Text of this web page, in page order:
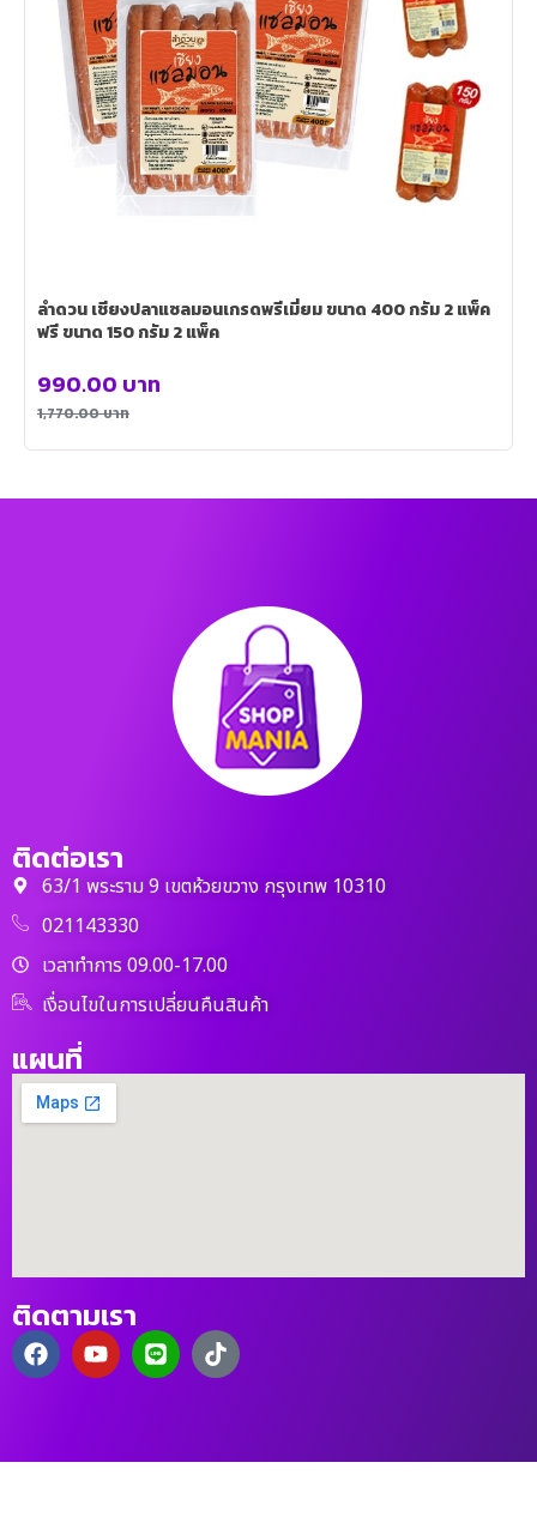
ลำดวน เชียงปลาแซลมอนเกรดพรีเมี่ยม ขนาด 400 กรัม 2 แพ็ค
ฟรี ขนาด 150 กรัม 2 แพ็ค
1,770.00บาท
990.00 บาท
ติดต่อเรา
63/1 พระราม 9 เขตห้วยขวาง กรุงเทพ 10310
021143330
เวลาทำการ 09.00-17.00
เงื่อนไขในการเปลี่ยนคืนสินค้า
แผนที่
ติดตามเรา